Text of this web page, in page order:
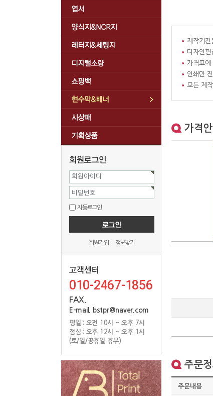
회원아이디
비밀번호
자동로그인
회원가입 정보찾기
010-2467-1856
FAX.
E-mail. bstpr@naver.com
평일 : 오전 10시 ~ 오후 7시
점심 : 오후 12시 ~ 오후 1시
(토/일/공휴일 휴무)
제작기
디자인편
가격표에
인쇄만
모든 제
가격안
주문
주문내용